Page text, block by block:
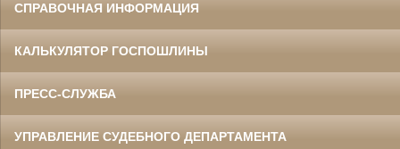
СПРАВОЧНАЯ ИНФОРМАЦИЯ
КАЛЬКУЛЯТОР ГОСПОШЛИНЫ
ПРЕСС-СЛУЖБА
УПРАВЛЕНИЕ СУДЕБНОГО ДЕПАРТАМЕНТА